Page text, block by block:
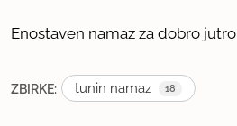
Enostaven namaz za dobro jutro
ZBIRKE: tunin namaz 18